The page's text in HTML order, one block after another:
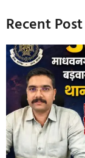
Recent Post